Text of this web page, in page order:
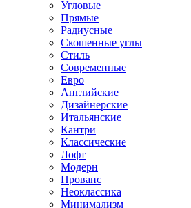
Угловые
Прямые
Радиусные
Скошенные углы
Стиль
Современные
Евро
Английские
Дизайнерские
Итальянские
Кантри
Классические
Лофт
Модерн
Прованс
Неоклассика
Минимализм